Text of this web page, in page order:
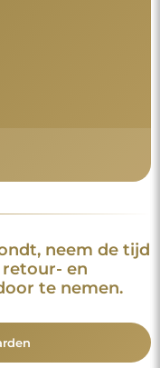
neem de tijd
en
te nemen.